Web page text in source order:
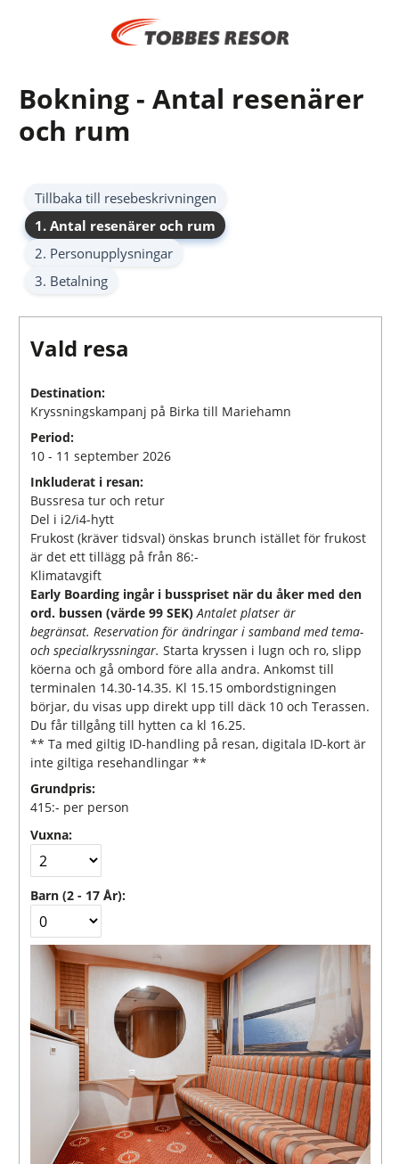
Bokning - Antal resenärer
och rum
Tillbaka till resebeskrivningen
1. Antal resenärer och rum
2. Personupplysningar
3. Betalning
Vald resa
Destination:
Kryssningskampanj på Birka till Mariehamn
Period:
10 - 11 september 2026
Inkluderat i resan:
Bussresa tur och retur
Del i i2/i4-hytt
Frukost (kräver tidsval) önskas brunch istället för frukost
är det ett tillägg på från 86:-
Klimatavgift
Early Boarding ingår i busspriset när du åker med den
ord. bussen (värde 99 SEK) Antalet platser är
begränsat. Reservation för ändringar i samband med tema-
och specialkryssningar.Starta kryssen i lugn och ro, slipp
köerna och gå ombord före alla andra. Ankomst till
terminalen 14.30-14.35. Kl 15.15 ombordstigningen
börjar, du visas upp direkt upp till däck 10 och Terassen.
Du får tillgång till hytten ca kl 16.25.
** Ta med giltig ID-handling på resan, digitala ID-kort är
inte giltiga resehandlingar **
Grundpris:
415:- per person
Vuxna:
Barn (2 - 17 År):